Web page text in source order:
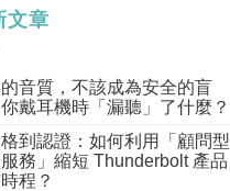
文章
音質，不該成為安全的盲
戴耳機時「漏聽」了什麼？
到認證：如何利用「顧問型
務」縮短 Thunderbolt 產品
時程？